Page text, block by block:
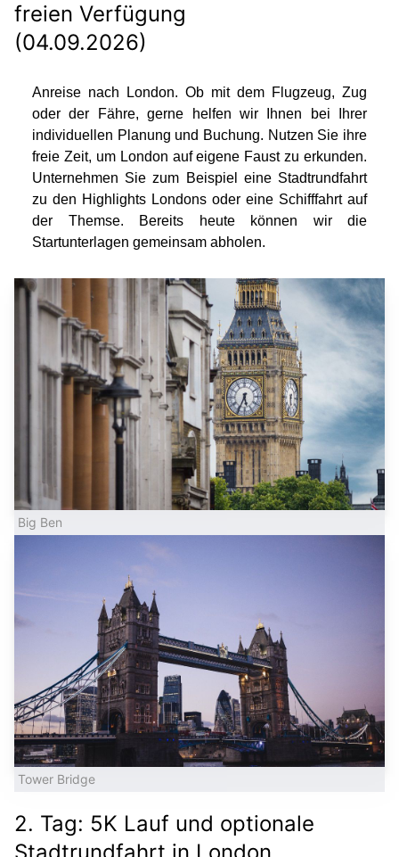
freien Verfügung
(04.09.2026)
Anreise nach London. Ob mit dem Flugzeug, Zug
oder der Fähre, gerne helfen wir Ihnen bei Ihrer
individuellen Planung und Buchung. Nutzen Sie ihre
freie Zeit, um London auf eigene Faust zu erkunden.
Unternehmen Sie zum Beispiel eine Stadtrundfahrt
zu den Highlights Londons oder eine Schifffahrt auf
der Themse. Bereits heute können wir die
Startunterlagen gemeinsam abholen.
Big Ben
Tower Bridge
2. Tag: 5K Lauf und optionale